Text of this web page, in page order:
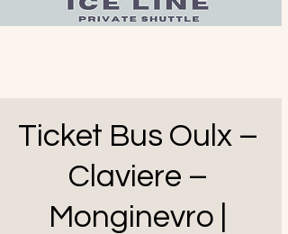
Ticket Bus Oulx –
Claviere –
Monginevro |